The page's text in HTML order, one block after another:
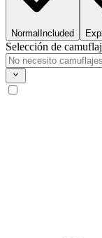
Normal Included
Selección de